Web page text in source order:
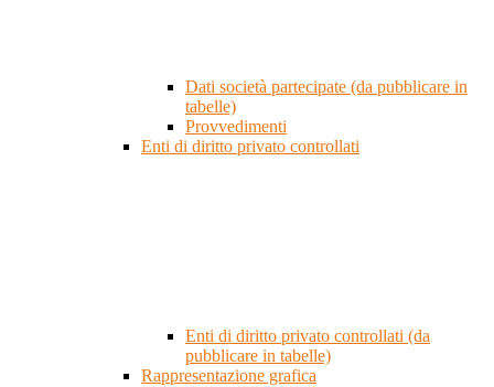
Dati società partecipate (da pubblicare in
tabelle)
Provvedimenti
Enti di diritto privato controllati
Enti di diritto privato controllati (da
pubblicare in tabelle)
Rappresentazione grafica